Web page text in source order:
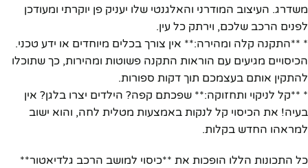
משדרג. העיצוב המודרני והאלגנטי שלו יעניק פן יוקרתי ומעודכן
לפנים הרכב שלכם, וירתק כל עין.
* **התקנה קלה ומהירה:** אין צורך בכלים מיוחדים או ידע טכני.
הכיסויים מגיעים עם הוראות התקנה פשוטות ומהירות, כך שתוכלו
להתקין אותם בעצמכם תוך דקות ספורות.
* **קל לניקוי ותחזוקה:** שפכתם קפה? הילדים יצרו בלגן? אין
בעיה! את הכיסוי קל לנקות באמצעות מטלית לחה, והוא ישוב
למראהו החדש בקלות.
כל התכונות הללו הופכות את **כיסוי למושב הרכב גלדיאטור**